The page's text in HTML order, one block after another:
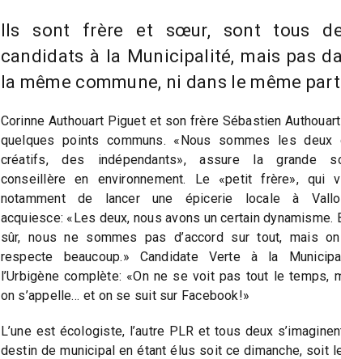
Ils sont frère et sœur, sont tous
candidats à la Municipalité, mais pas
la même commune, ni dans le même
Corinne Authouart Piguet et son frère Sébastien
quelques points communs. «Nous sommes les deux
créatifs, des indépendants», assure la grande
conseillère en environnement. Le «petit frère», qui
notamment de lancer une épicerie locale à
acquiesce: «Les deux, nous avons un certain dynamisme.
sûr, nous ne sommes pas d’accord sur tout, mais
respecte beaucoup.» Candidate Verte à la
l’Urbigène complète: «On ne se voit pas tout le temps,
on s’appelle… et on se suit sur Facebook!»
L’une est écologiste, l’autre PLR et tous deux
destin de municipal en étant élus soit ce dimanche, soit